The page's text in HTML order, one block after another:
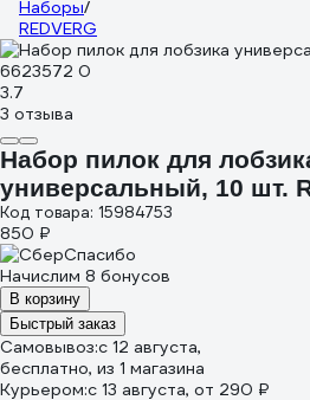
Наборы/
REDVERG
3.7
3 отзыва
Набор пилок для
универсальный, 10 шт.
Код товара: 15984753
850 ₽
Начислим 8 бонусов
В корзину
Быстрый заказ
Самовывоз:c 12 августа,
бесплатно, из 1 магазина
Курьером:c 13 августа, от 290 ₽